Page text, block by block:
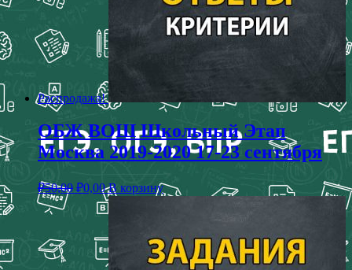
Распродажа!
ОБЖ ВОШ Школьный Этап
Москва 2019-2020 17-23 сентября
₽50,00 ₽0,00 В корзину